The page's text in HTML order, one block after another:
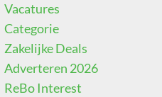
Vacatures
Categorie
Zakelijke Deals
Adverteren 2026
ReBo Interest